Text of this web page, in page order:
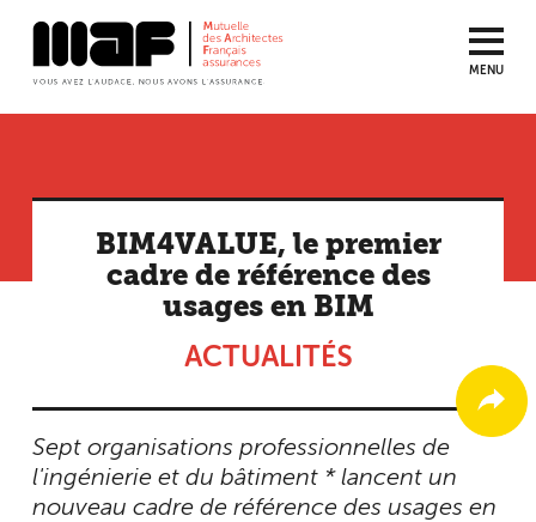
MENU
BIM4VALUE, le premier
cadre de référence des
usages en BIM
ACTUALITÉS
Sept organisations professionnelles de
l'ingénierie et du bâtiment * lancent un
nouveau cadre de référence des usages en